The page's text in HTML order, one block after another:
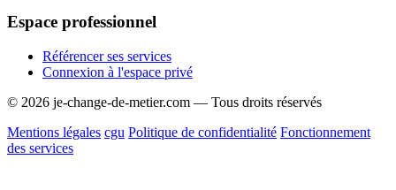
Espace professionnel
Référencer ses services
Connexion à l'espace privé
© 2026 je-change-de-metier.com — Tous droits réservés
Mentions légales cgu Politique de confidentialité Fonctionnement
des services